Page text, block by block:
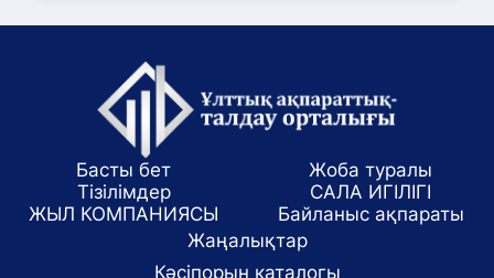
Басты бет
Жоба туралы
Тізілімдер
САЛА ИГІЛІГІ
ЖЫЛ КОМПАНИЯСЫ
Байланыс ақпараты
Жаңалықтар
Кәсіпорын каталогы